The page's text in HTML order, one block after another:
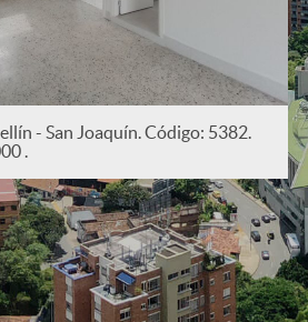
- San Joaquín. Código: 5382.
.